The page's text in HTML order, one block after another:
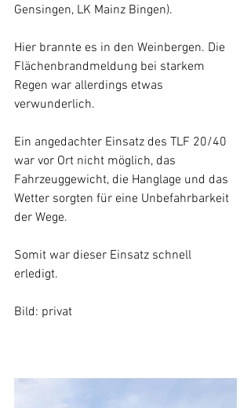
Gensingen, LK Mainz Bingen).
Hier brannte es in den Weinbergen. Die
Flächenbrandmeldung bei starkem
Regen war allerdings etwas
verwunderlich.
Ein angedachter Einsatz des TLF 20/40
war vor Ort nicht möglich, das
Fahrzeuggewicht, die Hanglage und das
Wetter sorgten für eine Unbefahrbarkeit
der Wege.
Somit war dieser Einsatz schnell
erledigt.
Bild: privat